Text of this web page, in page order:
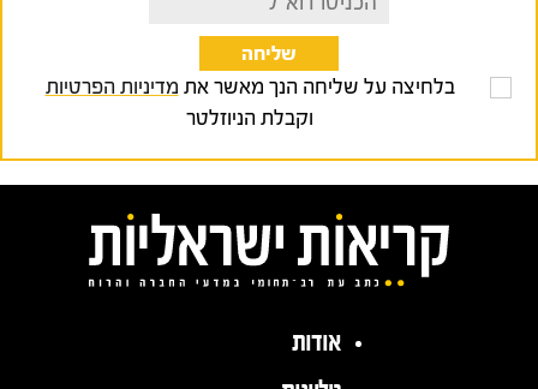
בלחיצה על שליחה הנך מאשר את מדיניות הפרטיות
וקבלת הניוזלטר
אודות